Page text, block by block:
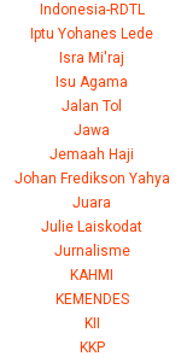
Indonesia-RDTL
Iptu Yohanes Lede
Isra Mi'raj
Isu Agama
Jalan Tol
Jawa
Jemaah Haji
Johan Fredikson Yahya
Juara
Julie Laiskodat
Jurnalisme
KAHMI
KEMENDES
KII
KKP